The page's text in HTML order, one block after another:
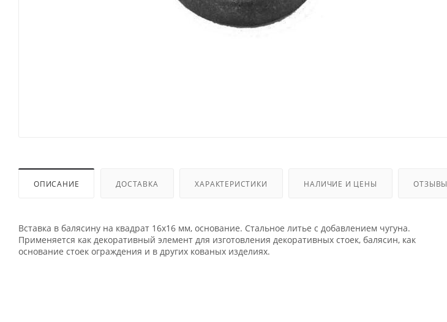
ОПИСАНИЕ ДОСТАВКА ХАРАКТЕРИСТИКИ НАЛИЧИЕ И ЦЕНЫ ОТЗЫВЫ
Вставка в балясину на квадрат 16х16 мм, основание. Стальное литье с добавлением чугуна.
Применяется как декоративный элемент для изготовления декоративных стоек, балясин, как
основание стоек ограждения и в других кованых изделиях.